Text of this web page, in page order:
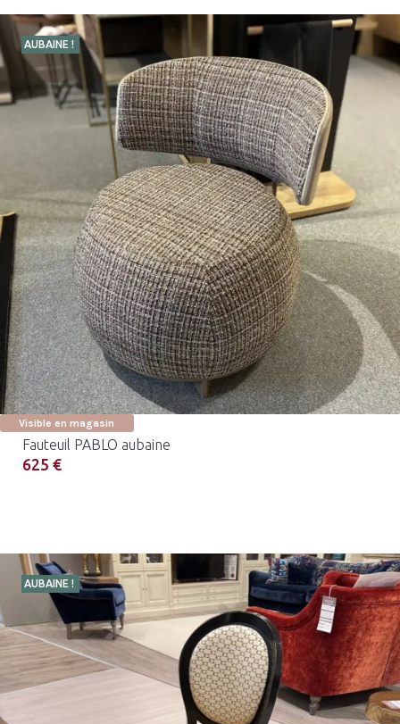
AUBAINE !
Visible en magasin
Fauteuil PABLO aubaine
625 €
AUBAINE !